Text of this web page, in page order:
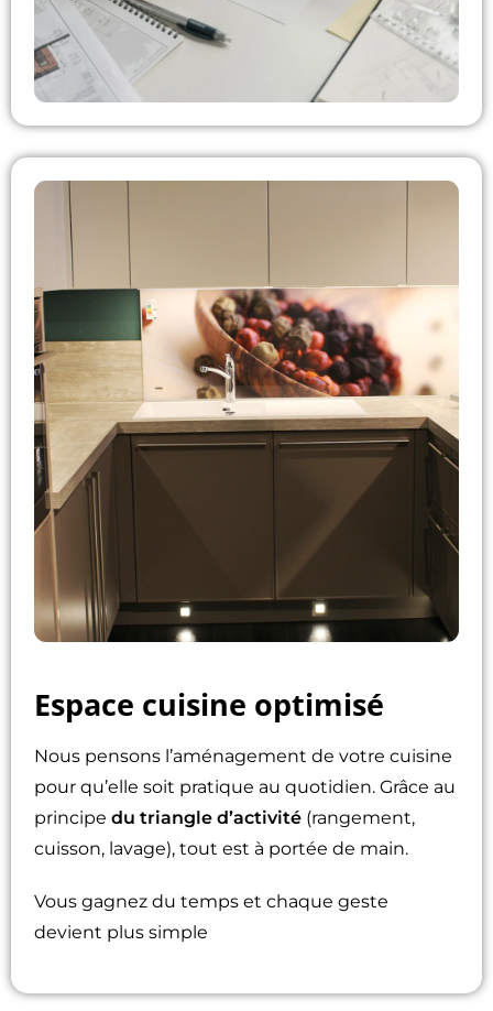
Espace cuisine optimisé
Nous pensons l’aménagement de votre cuisine
pour qu’elle soit pratique au quotidien. Grâce au
principedu triangle d’activité (rangement,
cuisson, lavage), tout est à portée de main.
Vous gagnez du temps et chaque geste
devient plus simple